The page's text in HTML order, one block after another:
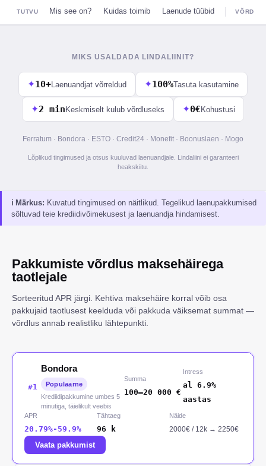
TUTVU Mis see on? Kuidas toimib Laenude tüübid
MIKS USALDADA LINDALIINIT?
✦10+Laenuandjat võrreldud ✦100%Tasuta kasutamine
✦2 minKeskmiselt kulub võrdluseks ✦0€Kohustusi
Ferratum · Bondora · ESTO · Credit24 · Monefit · Boonuslaen · Mogo
Lõplikud tingimused ja otsus kuuluvad laenuandjale. Lindaliini ei garanteeri
heakskiitu.
ℹ Märkus: Kuvatud tingimused on näitlikud. Tegelikud laenupakkumised
sõltuvad teie krediidivõimekusest ja laenuandja hindamisest.
Pakkumiste võrdlus maksehäirega
taotlejale
Sorteeritud APR järgi. Kehtiva maksehäire korral võib osa
pakkujaid taotlusest keelduda või pakkuda väiksemat summat —
võrdlus annab realistliku lähtepunkti.
#1
Bondora
Populaarne
Krediidipakkumine umbes 5
minutiga, täielikult veebis
Summa
100–20 000 €
Intress
al 6.9%
aastas
APR
20.79%-59.9%
Tähtaeg
96 k
Näide
2000€ / 12 k → 2250€
Vaata pakkumist